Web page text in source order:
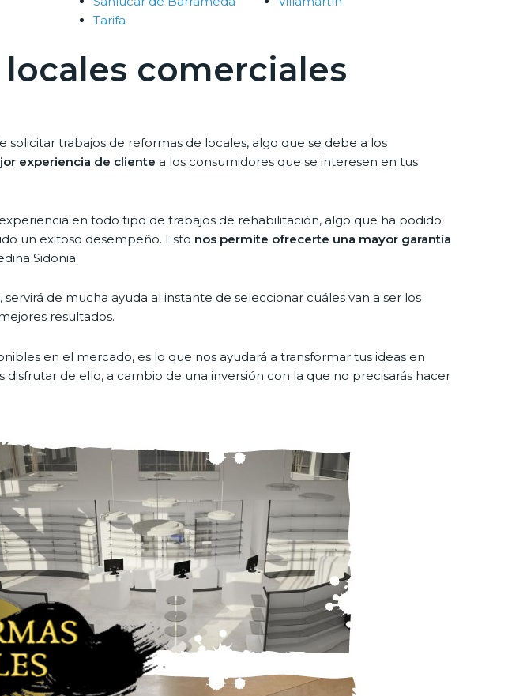
Tarifa
comerciales
trabajos de reformas de locales, algo que se debe a los
experiencia de cliente a los consumidores que se interesen en tus
en todo tipo de trabajos de rehabilitación, algo que ha podido
un exitoso desempeño. Esto nos permite ofrecerte una mayor garantía
Sidonia
de mucha ayuda al instante de seleccionar cuáles van a ser los
resultados.
en el mercado, es lo que nos ayudará a transformar tus ideas en
de ello, a cambio de una inversión con la que no precisarás hacer